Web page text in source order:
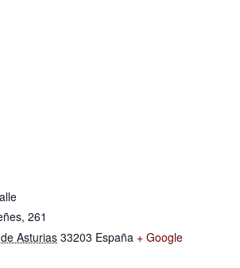
261
Asturias 33203 España + Google